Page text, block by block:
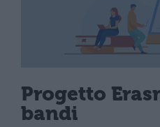
Progetto
bandi